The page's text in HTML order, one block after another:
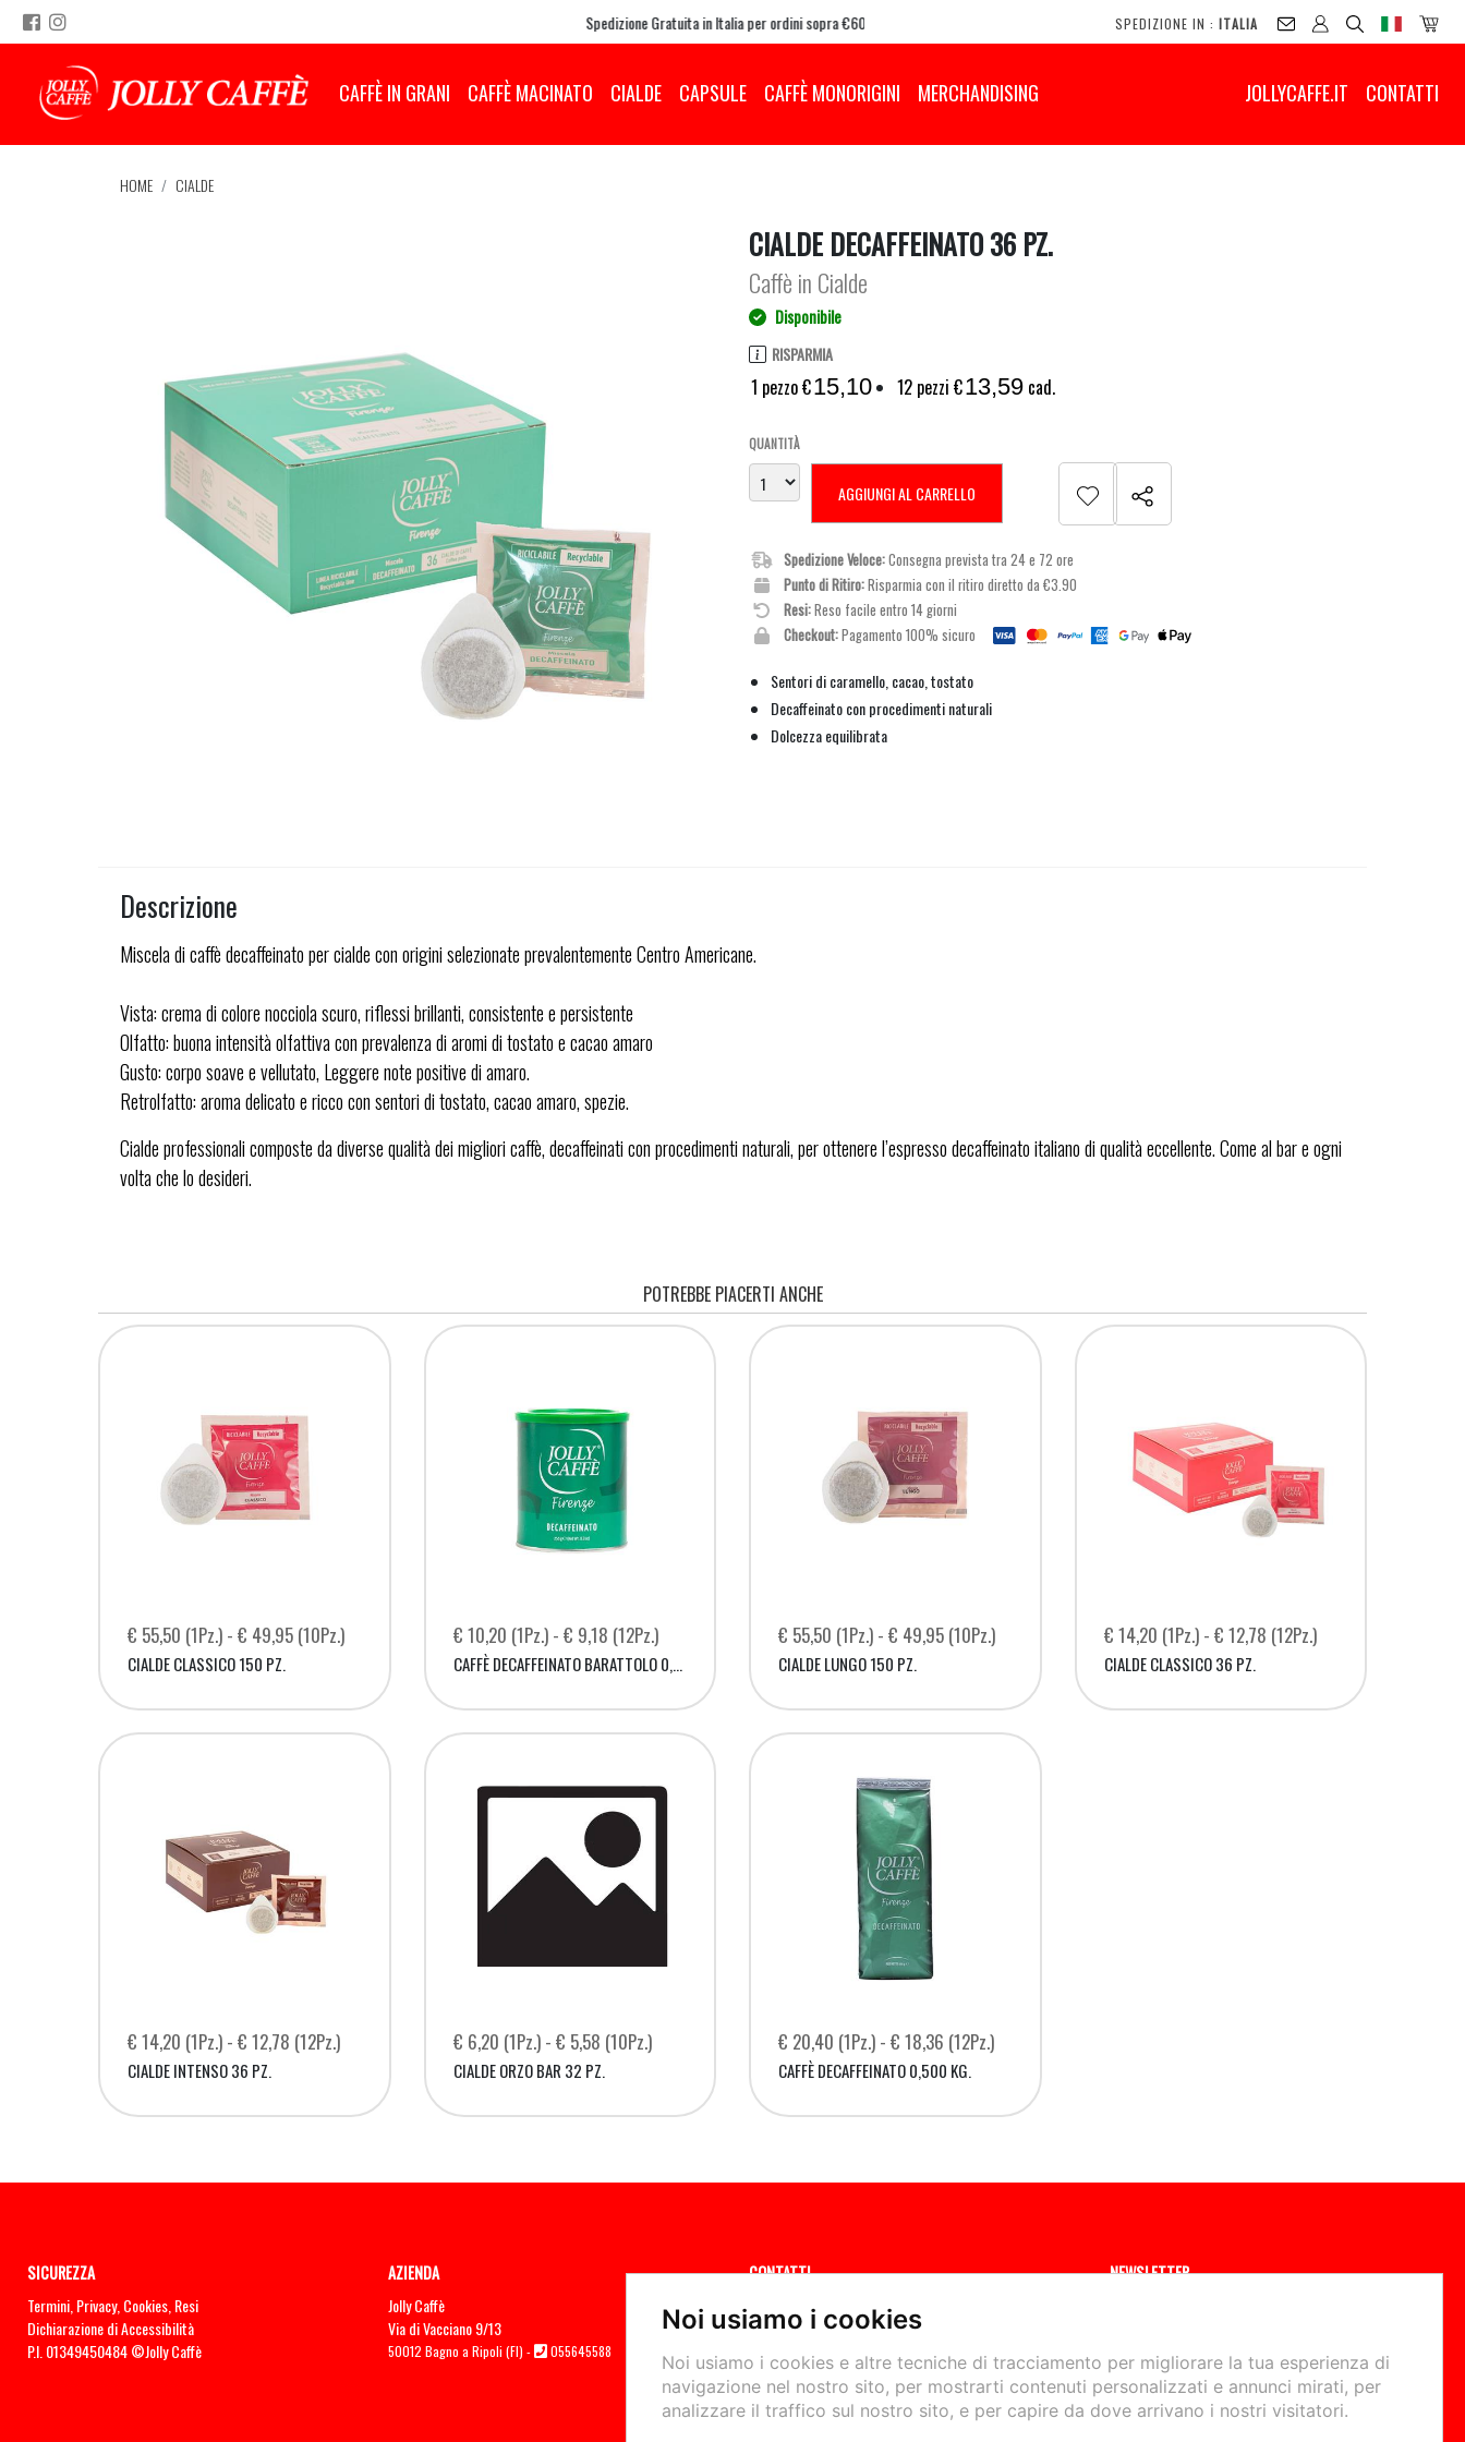
Noi usiamo i cookies
Noi usiamo i cookies e altre tecniche di tracciamento per migliorare la tua esperienza di
navigazione nel nostro sito, per mostrarti contenuti personalizzati e annunci mirati, per
analizzare il traffico sul nostro sito, e per capire da dove arrivano i nostri visitatori.
Spedizione Gratuita in Italia per ordini sopra €60 SPEDIZIONE IN : ITALIA
CAFFÈ IN GRANI CAFFÈ MACINATO CIALDE CAPSULE CAFFÈ MONORIGINI MERCHANDISING JOLLYCAFFE.IT CONTATTI
HOME CIALDE
CIALDE DECAFFEINATO 36 PZ.
Caffè in Cialde
Disponibile
RISPARMIA
1 pezzo €15,10 12 pezzi €13,59 cad.
QUANTITÀ
AGGIUNGI AL CARRELLO
Spedizione Veloce:Consegna prevista tra 24 e 72 ore
Punto di Ritiro:Risparmia con il ritiro diretto da €3.90
Resi:Reso facile entro 14 giorni
Checkout:Pagamento 100% sicuro
Sentori di caramello, cacao, tostato
Decaffeinato con procedimenti naturali
Dolcezza equilibrata
Descrizione
Miscela di caffè decaffeinato per cialde con origini selezionate prevalentemente Centro Americane.
Vista: crema di colore nocciola scuro, riflessi brillanti, consistente e persistente
Olfatto: buona intensità olfattiva con prevalenza di aromi di tostato e cacao amaro
Gusto: corpo soave e vellutato, Leggere note positive di amaro.
Retrolfatto: aroma delicato e ricco con sentori di tostato, cacao amaro, spezie.
Cialde professionali composte da diverse qualità dei migliori caffè, decaffeinati con procedimenti naturali, per ottenere l’espresso decaffeinato italiano di qualità eccellente. Come al bar e ogni
volta che lo desideri.
POTREBBE PIACERTI ANCHE
€ 55,50 (1Pz.) - € 49,95 (10Pz.)
CIALDE CLASSICO 150 PZ.
€ 10,20 (1Pz.) - € 9,18 (12Pz.)
CAFFÈ DECAFFEINATO BARATTOLO 0,250 KG.
€ 55,50 (1Pz.) - € 49,95 (10Pz.)
CIALDE LUNGO 150 PZ.
€ 14,20 (1Pz.) - € 12,78 (12Pz.)
CIALDE CLASSICO 36 PZ.
€ 14,20 (1Pz.) - € 12,78 (12Pz.)
CIALDE INTENSO 36 PZ.
€ 6,20 (1Pz.) - € 5,58 (10Pz.)
CIALDE ORZO BAR 32 PZ.
€ 20,40 (1Pz.) - € 18,36 (12Pz.)
CAFFÈ DECAFFEINATO 0,500 KG.
SICUREZZA
Termini Privacy, Cookies Resi
Dichiarazione di Accessibilità
P.I. 01349450484©Jolly Caffè
AZIENDA
Jolly Caffè
Via di Vacciano 9/13
50012 Bagno a Ripoli (FI) - 055645588
CONTATTI
Seguici sui Social:
Traccia il tuo ordine
NEWSLETTER
Iscrivimi